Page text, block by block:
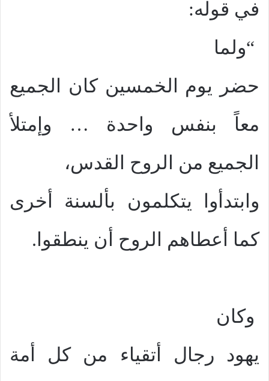
في قوله:
“ولما
حضر يوم الخمسين كان الجميع
معاً بنفس واحدة … وإمتلأ
الجميع من الروح القدس،
وابتدأوا يتكلمون بألسنة أخرى
كما أعطاهم الروح أن ينطقوا.
وكان
يهود رجال أتقياء من كل أمة